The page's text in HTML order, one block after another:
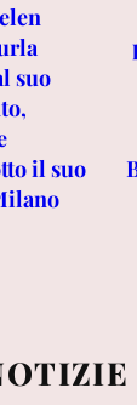
suo
il suo